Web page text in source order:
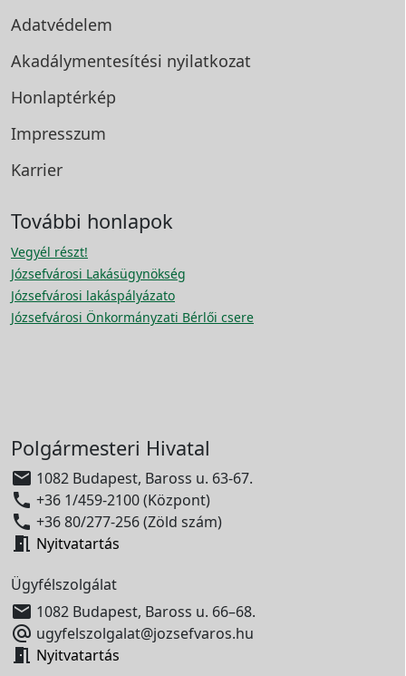
Adatvédelem
Akadálymentesítési nyilatkozat
Honlaptérkép
Impresszum
Karrier
További honlapok
Vegyél részt!
Józsefvárosi Lakásügynökség
Józsefvárosi lakáspályázato
Józsefvárosi Önkormányzati Bérlői csere
Polgármesteri Hivatal
 1082 Budapest, Baross u. 63-67.
 +36 1/459-2100 (Központ)
 +36 80/277-256 (Zöld szám)
 Nyitvatartás
Ügyfélszolgálat
 1082 Budapest, Baross u. 66–68.
 ugyfelszolgalat@jozsefvaros.hu
 Nyitvatartás